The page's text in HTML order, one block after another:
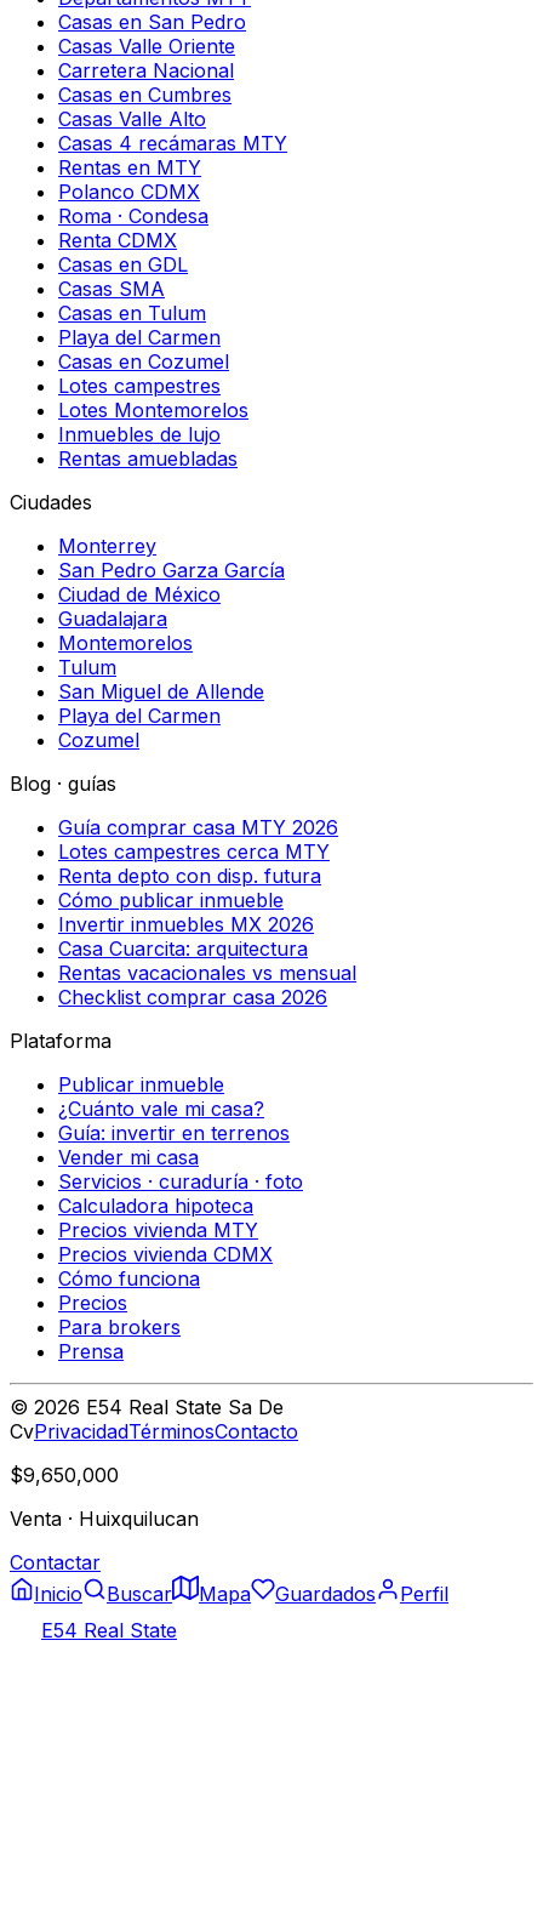
Casas en San Pedro
Casas Valle Oriente
Carretera Nacional
Casas en Cumbres
Casas Valle Alto
Casas 4 recámaras MTY
Rentas en MTY
Polanco CDMX
Roma · Condesa
Renta CDMX
Casas en GDL
Casas SMA
Casas en Tulum
Playa del Carmen
Casas en Cozumel
Lotes campestres
Lotes Montemorelos
Inmuebles de lujo
Rentas amuebladas
Ciudades
Monterrey
San Pedro Garza García
Ciudad de México
Guadalajara
Montemorelos
Tulum
San Miguel de Allende
Playa del Carmen
Cozumel
Blog · guías
Guía comprar casa MTY 2026
Lotes campestres cerca MTY
Renta depto con disp. futura
Cómo publicar inmueble
Invertir inmuebles MX 2026
Casa Cuarcita: arquitectura
Rentas vacacionales vs mensual
Checklist comprar casa 2026
Plataforma
Publicar inmueble
¿Cuánto vale mi casa?
Guía: invertir en terrenos
Vender mi casa
Servicios · curaduría · foto
Calculadora hipoteca
Precios vivienda MTY
Precios vivienda CDMX
Cómo funciona
Precios
Para brokers
Prensa
© 2026 E54 Real State Sa De
CvPrivacidadTérminosContacto
$9,650,000
Venta · Huixquilucan
Contactar
Inicio
Buscar Mapa Guardados
Perfil
E54 Real State